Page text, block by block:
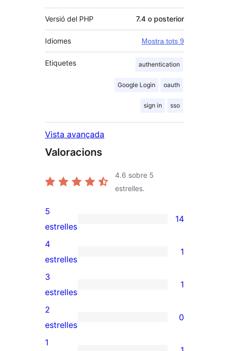
Versió del PHP 7.4 o posterior
Idiomes Mostra tots 9
Etiquetes authentication
Google Login oauth
sign in sso
Vista avançada
Valoracions
4.6 sobre 5
estrelles.
14
valoracions
de
5
estrelles
5
estrelles
14
1
valoració
de
4
estrelles
4
estrelles
1
1
valoració
de
3
3
estrelles
1
0
valoracions
2
estrelles
0
1